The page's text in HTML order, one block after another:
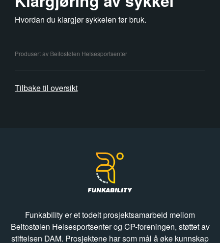
Hvordan du klargjør sykkelen før bruk.
Produsert av Beitostølen Helsesportsenter
Tilbake til oversikt
Funkability er et todelt prosjektsamarbeid mellom
Beitostølen Helsesportsenter og CP-foreningen, støttet av
stiftelsen DAM. Prosjektene har som mål å øke kunnskap